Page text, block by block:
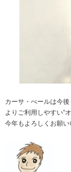
カーサ・べールは今
よりご利用しやすい“
今年もよろしくお願い